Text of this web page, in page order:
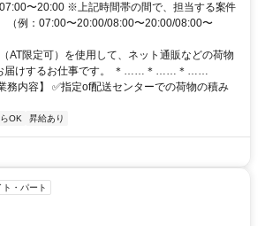
〜20:00 ※上記時間帯の間で、担当する案件
（例：07:00〜20:00/08:00〜20:00/08:00〜
AT限定可）を使用して、ネット通販などの荷物
届けするお仕事です。 ＊……＊……＊……
内容】 ✅️指定of配送センターでの荷物の積み
OK 昇給あり
ト・パート